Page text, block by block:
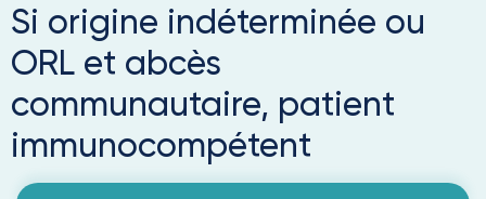
Si origine indéterminée ou
ORL et abcès
communautaire, patient
immunocompétent